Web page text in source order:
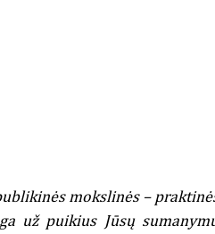
mokslinės –
už puikius Jūsų